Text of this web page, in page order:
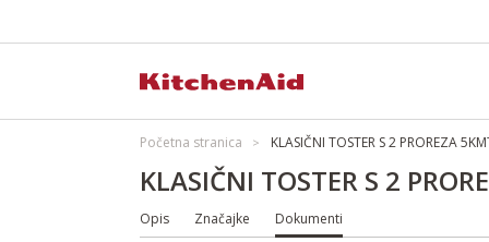
Početna stranica KLASIČNI TOSTER S 2 PROREZA
KLASIČNI TOSTER S 2
Opis Značajke Dokumenti